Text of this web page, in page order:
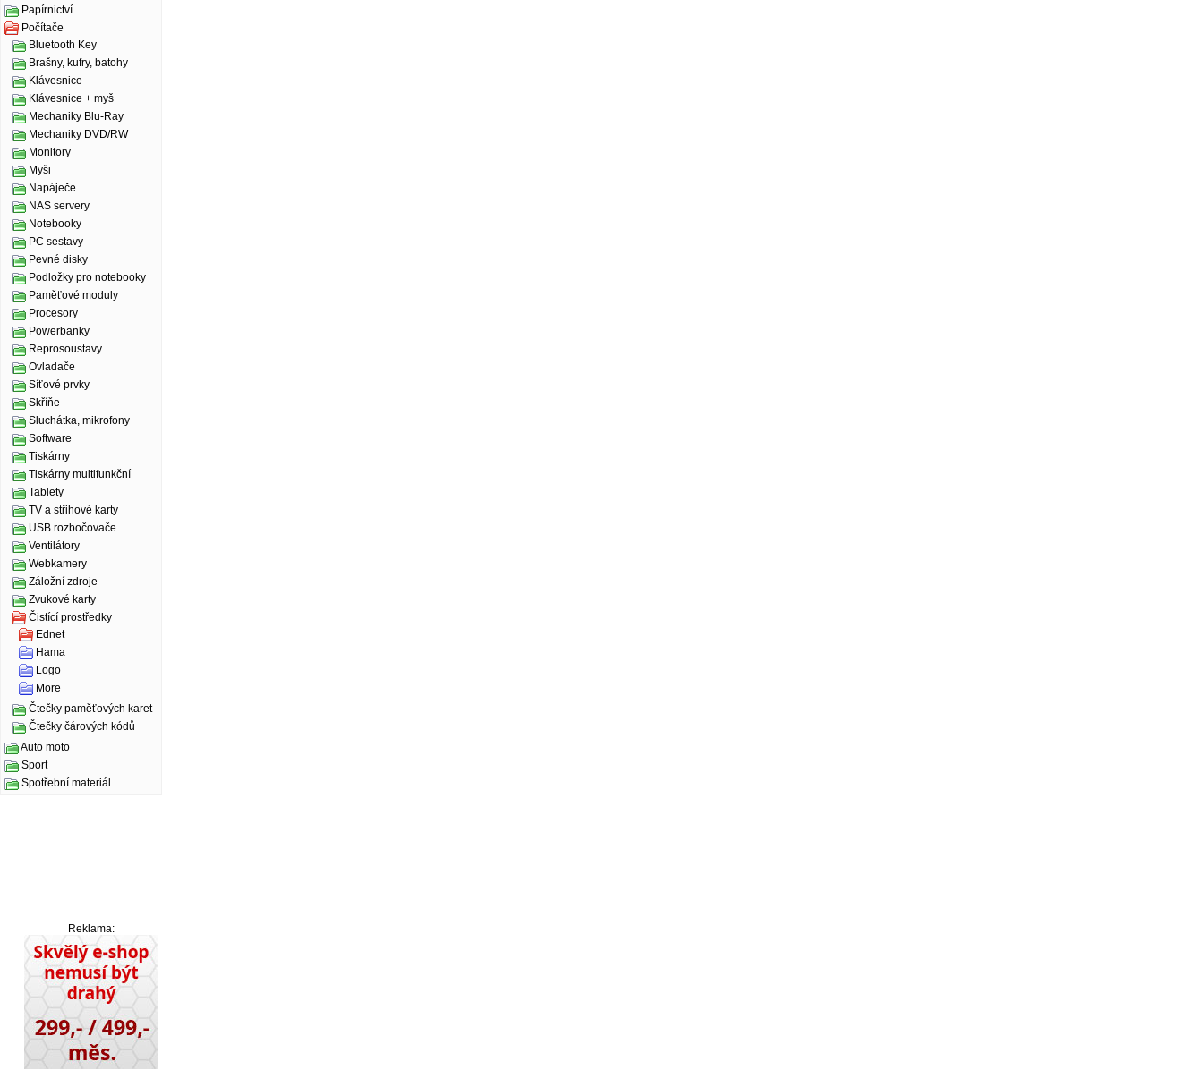
Papírnictví
Počítače
Bluetooth Key
Brašny, kufry, batohy
Klávesnice
Klávesnice + myš
Mechaniky Blu-Ray
Mechaniky DVD/RW
Monitory
Myši
Napáječe
NAS servery
Notebooky
PC sestavy
Pevné disky
Podložky pro notebooky
Paměťové moduly
Procesory
Powerbanky
Reprosoustavy
Ovladače
Síťové prvky
Skříňe
Sluchátka, mikrofony
Software
Tiskárny
Tiskárny multifunkční
Tablety
TV a střihové karty
USB rozbočovače
Ventilátory
Webkamery
Záložní zdroje
Zvukové karty
Čistící prostředky
Ednet
Hama
Logo
More
Čtečky paměťových karet
Čtečky čárových kódů
Auto moto
Sport
Spotřební materiál
Reklama: